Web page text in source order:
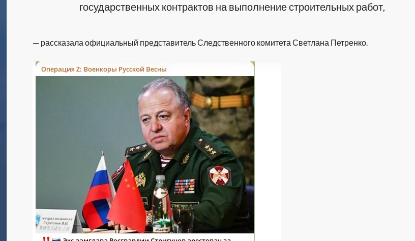
государственных контрактов на выполнение строительных работ,
— рассказала официальный представитель Следственного комитета Светлана Петренко.